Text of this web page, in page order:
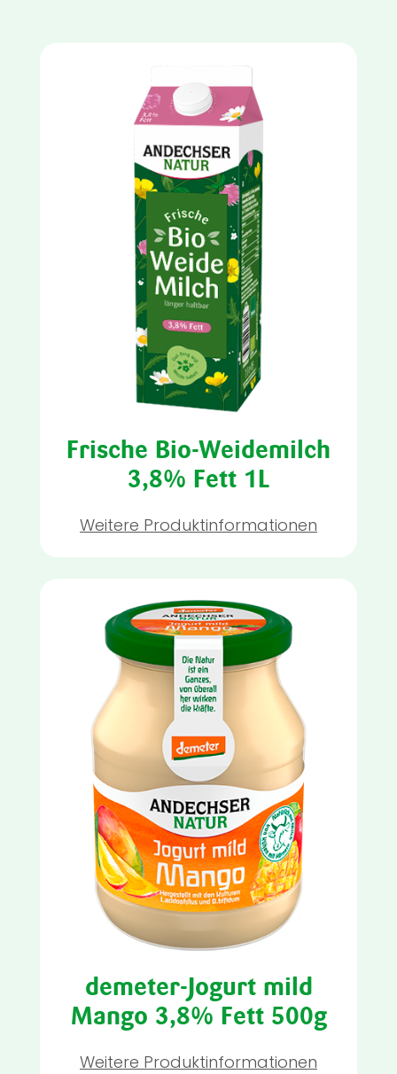
Frische Bio-Weidemilch
3,8% Fett 1L
Weitere Produktinformationen
demeter-Jogurt mild
Mango 3,8% Fett 500g
Weitere Produktinformationen